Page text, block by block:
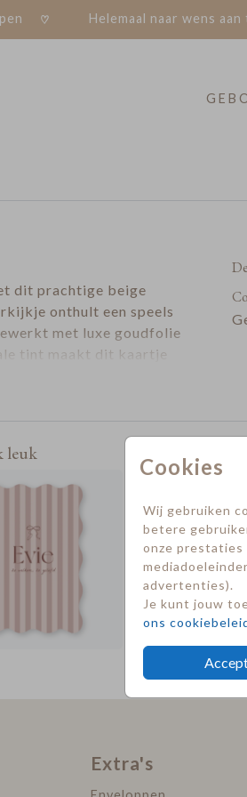
Helemaal naar wens aan
Cookies
Wij gebruiken
betere
onze prestaties
advertenties).
Je kunt jouw
ons
dit prachtige beige
onthult een speels
met luxe goudfolie
tint maakt dit kaartje
Personaliseer de
leuk
Extra's